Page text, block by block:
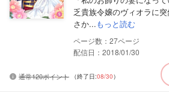
乏貴族令嬢のヴィオラに
さか...もっと読む
27
配信日：2018/01/30
通常120ポイント （終了日:08/30）